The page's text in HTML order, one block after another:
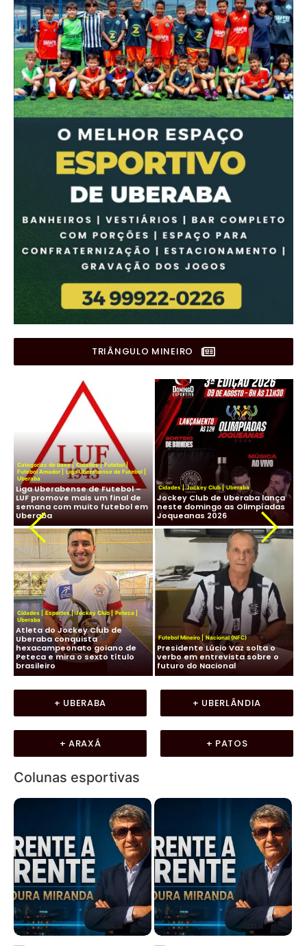
TRIÂNGULO MINEIRO
Categorias de Base| Cidades| Futebol|
Futebol Amador
Liga Uberabense de Futebol
Uberaba
Liga Uberabense de Futebol –
LUF promove mais um final de
semana com muito futebol em
Uberaba
Cidades| Jockey Club| Uberaba
Jockey Club de Uberaba lança
neste domingo as Olimpíadas
Joqueanas 2026
Cidades Esportes| Jockey Club| Peteca|
Uberaba
Atleta do Jockey Club de
Uberaba conquista
hexacampeonato goiano de
Peteca e mira o sexto título
brasileiro
Futebol Mineiro| Nacional (NFC)
Presidente Lúcio Vaz solta o
verbo em entrevista sobre o
futuro do Nacional
+ UBERABA + UBERLÂNDIA
+ ARAXÁ + PATOS
Colunas esportivas